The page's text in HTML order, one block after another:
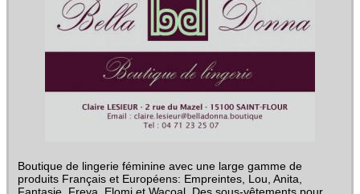
Boutique de lingerie féminine avec une large gamme de
produits Français et Européens: Empreintes, Lou, Anita,
Fantasie, Freya, Elomi et Wacoal. Des sous-vêtements pour